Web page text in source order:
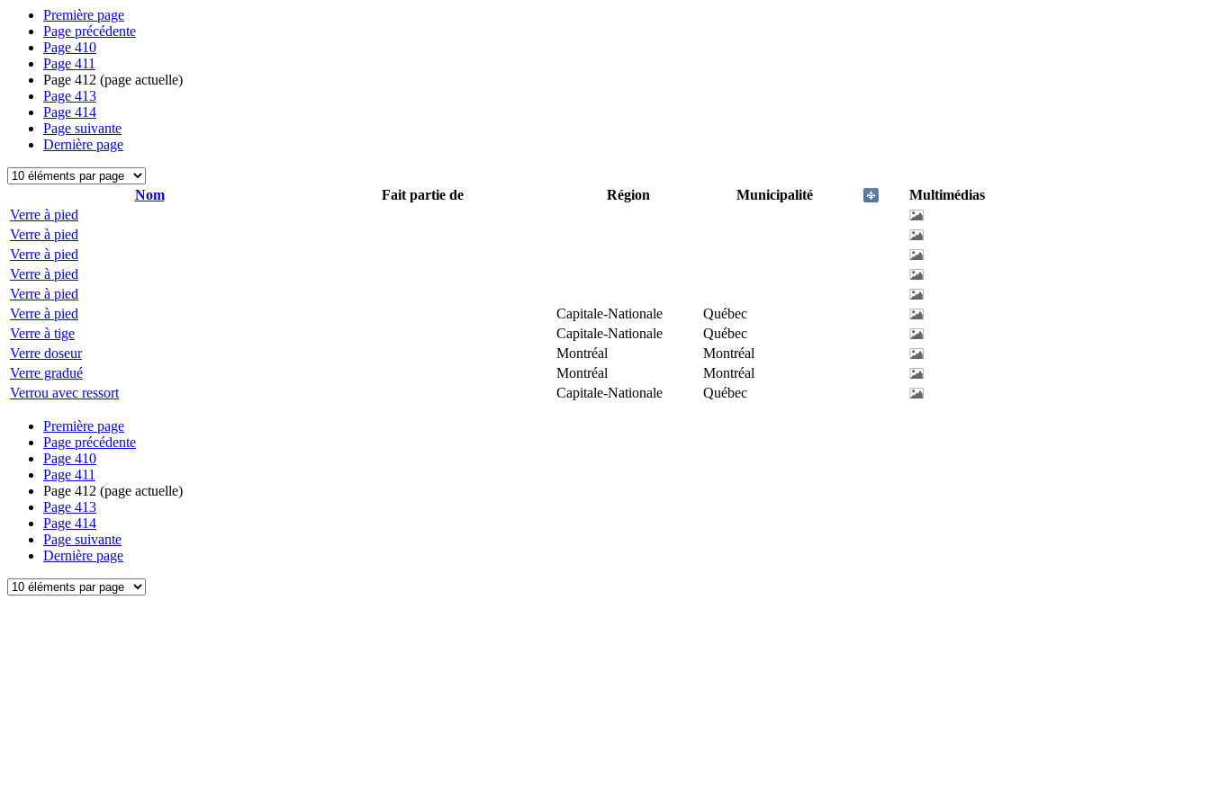
Première page
Page précédente
Page 410
Page 411
Page 412 (page actuelle)
Page 413
Page 414
Page suivante
Dernière page
Nom Fait partie de Région Municipalité
Multimédias
Verre à pied
Verre à pied
Verre à pied
Verre à pied
Verre à pied
Verre à pied
Capitale-Nationale
Québec
Verre à tige
Capitale-Nationale
Québec
Verre doseur
Montréal
Montréal
Verre gradué
Montréal
Montréal
Verrou avec ressort
Capitale-Nationale Québec
Première page
Page précédente
Page 410
Page 411
Page 412 (page actuelle)
Page 413
Page 414
Page suivante
Dernière page